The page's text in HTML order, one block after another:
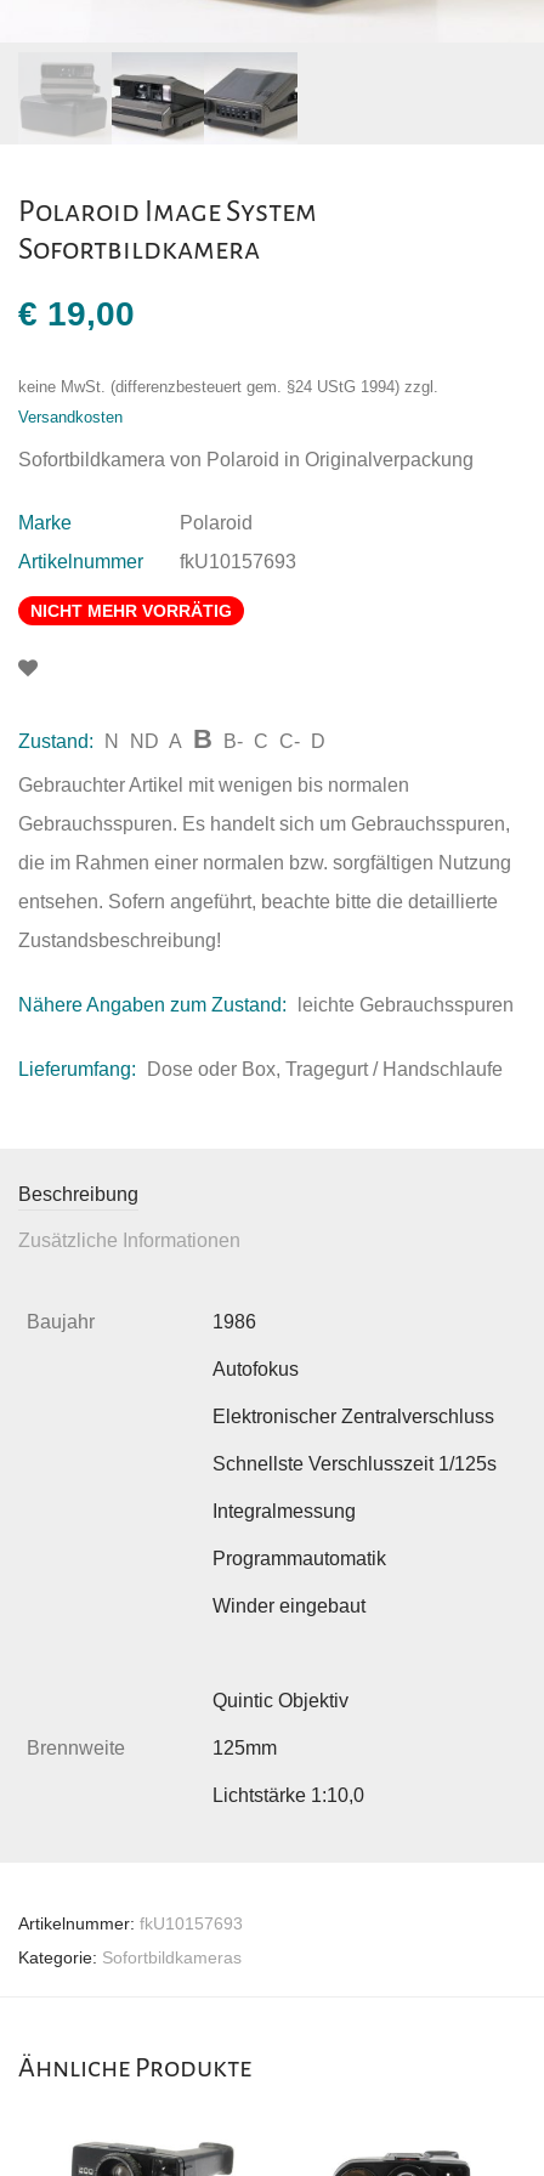
Polaroid Image System
Sofortbildkamera
€ 19,00
keine MwSt. (differenzbesteuert gem. §24 UStG 1994) zzgl.
Versandkosten
Sofortbildkamera von Polaroid in Originalverpackung
Marke
Polaroid
Artikelnummer
fkU10157693
NICHT MEHR VORRÄTIG
Zustand: N ND A B B- C C- D
Gebrauchter Artikel mit wenigen bis normalen
Gebrauchsspuren. Es handelt sich um Gebrauchsspuren,
die im Rahmen einer normalen bzw. sorgfältigen Nutzung
entsehen. Sofern angeführt, beachte bitte die detaillierte
Zustandsbeschreibung!
Nähere Angaben zum Zustand: leichte Gebrauchsspuren
Lieferumfang: Dose oder Box, Tragegurt / Handschlaufe
Beschreibung
Zusätzliche Informationen
Baujahr 1986
Autofokus
Elektronischer Zentralverschluss
Schnellste Verschlusszeit 1/125s
Integralmessung
Programmautomatik
Winder eingebaut
Quintic Objektiv
Brennweite 125mm
Lichtstärke 1:10,0
Artikelnummer: fkU10157693
Kategorie: Sofortbildkameras
Ähnliche Produkte